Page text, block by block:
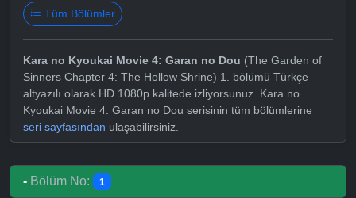
Tüm Bölümler
Kara no Kyoukai Movie 4: Garan no Dou (The Garden of
Sinners Chapter 4: The Hollow Shrine) 1. bölümü Türkçe
altyazılı olarak HD 1080p kalitede izliyorsunuz. Kara no
Kyoukai Movie 4: Garan no Dou serisinin tüm bölümlerine
seri sayfasından ulaşabilirsiniz.
- Bölüm No: 1